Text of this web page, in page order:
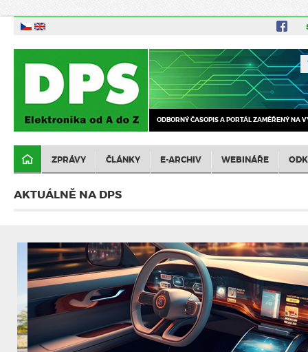
ODBORNÝ ČASOPIS A PORTÁL ZAMĚŘENÝ NA
ZPRÁVY ČLÁNKY E-ARCHIV WEBINÁŘE
AKTUÁLNĚ NA DPS